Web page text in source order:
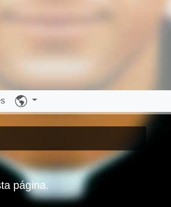
página.